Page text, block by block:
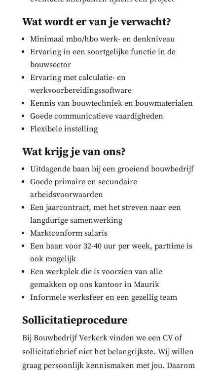
Wat wordt er van je verwacht?
Minimaal mbo/hbo werk- en denkniveau
Ervaring in een soortgelijke functie in de
bouwsector
Ervaring met calculatie- en
werkvoorbereidingssoftware
Kennis van bouwtechniek en bouwmaterialen
Goede communicatieve vaardigheden
Flexibele instelling
Wat krijg je van ons?
Uitdagende baan bij een groeiend bouwbedrijf
Goede primaire en secundaire
arbeidsvoorwaarden
Een jaarcontract, met het streven naar een
langdurige samenwerking
Marktconform salaris
Een baan voor 32-40 uur per week, parttime is
ook mogelijk
Een werkplek die is voorzien van alle
gemakken op ons kantoor in Maurik
Informele werksfeer en een gezellig team
Sollicitatieprocedure
Bij Bouwbedrijf Verkerk vinden we een CV of
sollicitatiebrief niet het belangrijkste. Wij willen
graag persoonlijk kennismaken met jou. Daarom